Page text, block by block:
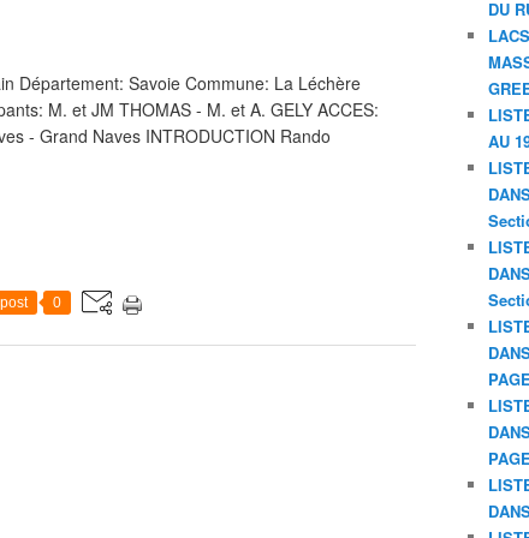
Département: Savoie Commune: La Léchère
M. et JM THOMAS - M. et A. GELY ACCES:
- Grand Naves INTRODUCTION Rando
0
DU
AU